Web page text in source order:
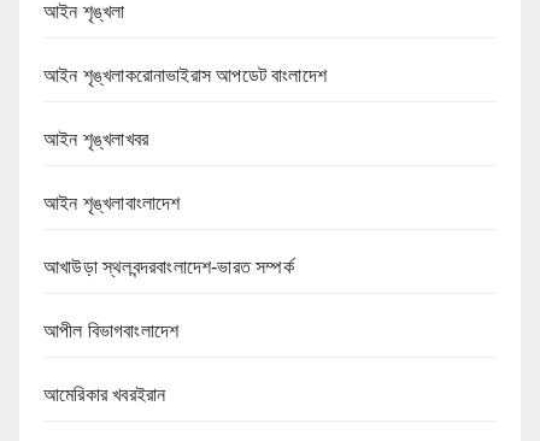
আইন শৃঙ্খলা
আইন শৃঙ্খলাকরোনাভাইরাস আপডেট বাংলাদেশ
আইন শৃঙ্খলাখবর
আইন শৃঙ্খলাবাংলাদেশ
আখাউড়া স্থলবন্দরবাংলাদেশ-ভারত সম্পর্ক
আপীল বিভাগবাংলাদেশ
আমেরিকার খবরইরান